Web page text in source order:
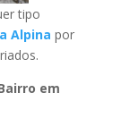
tipo
Alpina por
em